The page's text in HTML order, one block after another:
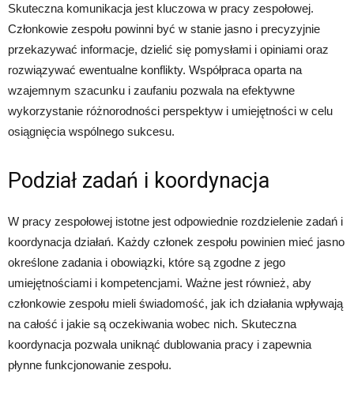
Skuteczna komunikacja jest kluczowa w pracy zespołowej.
Członkowie zespołu powinni być w stanie jasno i precyzyjnie
przekazywać informacje, dzielić się pomysłami i opiniami oraz
rozwiązywać ewentualne konflikty. Współpraca oparta na
wzajemnym szacunku i zaufaniu pozwala na efektywne
wykorzystanie różnorodności perspektyw i umiejętności w celu
osiągnięcia wspólnego sukcesu.
Podział zadań i koordynacja
W pracy zespołowej istotne jest odpowiednie rozdzielenie zadań i
koordynacja działań. Każdy członek zespołu powinien mieć jasno
określone zadania i obowiązki, które są zgodne z jego
umiejętnościami i kompetencjami. Ważne jest również, aby
członkowie zespołu mieli świadomość, jak ich działania wpływają
na całość i jakie są oczekiwania wobec nich. Skuteczna
koordynacja pozwala uniknąć dublowania pracy i zapewnia
płynne funkcjonowanie zespołu.